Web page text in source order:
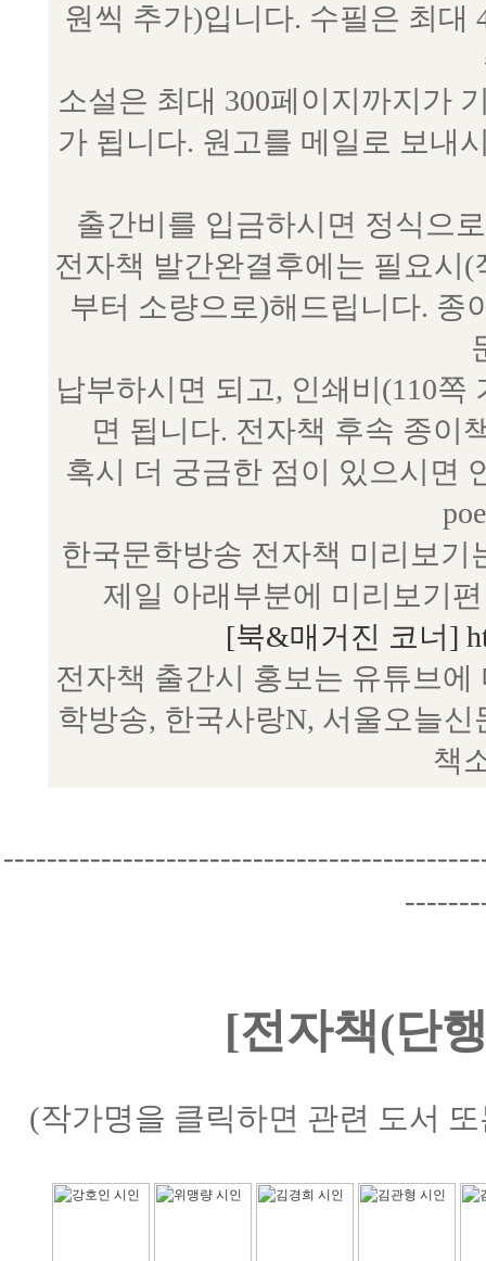
원씩 추가)입니다. 수필은 최대
소설은 최대 300페이지까지가
가 됩니다. 원고를 메일로 보내
출간비를 입금하시면 정식으
전자책 발간완결후에는 필요시
부터 소량으로)해드립니다. 종
납부하시면 되고, 인쇄비(110
면 됩니다. 전자책 후속 종이
혹시 더 궁금한 점이 있으시면
한국문학방송 전자책 미리보
제일 아래부분에 미리보기
[북&매거진 코너]
전자책 출간시 홍보는 유튜브
학방송, 한국사랑N, 서울오늘
책
[전자책(단
(작가명을 클릭하면 관련 도서